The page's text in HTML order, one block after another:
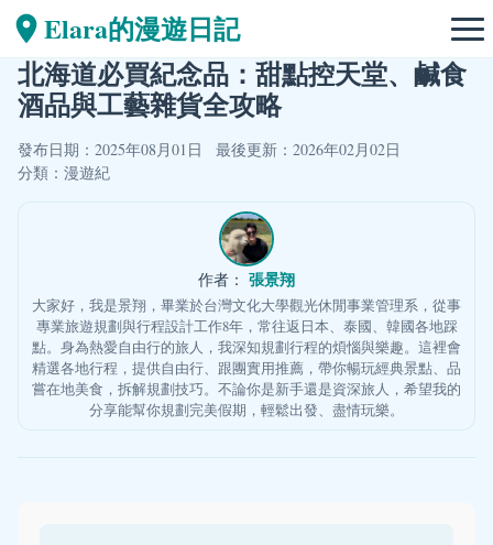
Elara的漫遊日記
北海道必買紀念品：甜點控天堂、鹹食
酒品與工藝雜貨全攻略
發布日期：2025年08月01日
最後更新：2026年02月02日
分類： 漫遊紀
作者： 張景翔
大家好，我是景翔，畢業於台灣文化大學觀光休閒事業管理系，從事
專業旅遊規劃與行程設計工作8年，常往返日本、泰國、韓國各地踩
點。身為熱愛自由行的旅人，我深知規劃行程的煩惱與樂趣。這裡會
精選各地行程，提供自由行、跟團實用推薦，帶你暢玩經典景點、品
嘗在地美食，拆解規劃技巧。不論你是新手還是資深旅人，希望我的
分享能幫你規劃完美假期，輕鬆出發、盡情玩樂。